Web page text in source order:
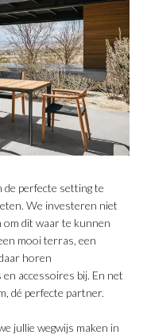
perfecte setting te
We investeren niet
om dit waar te kunnen
mooi terras, een
horen
accessoires bij. En net
dé perfecte partner.
jullie wegwijs maken in